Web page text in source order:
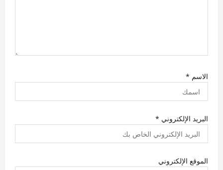
الاسم *
البريد الإلكتروني *
الموقع الإلكتروني